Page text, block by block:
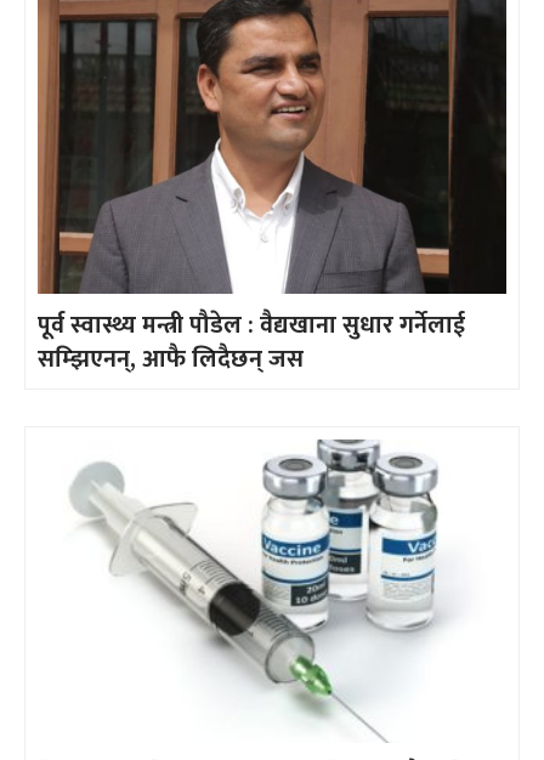
पूर्व स्वास्थ्य मन्त्री पौडेल : वैद्यखाना सुधार गर्नेलाई
सम्झिएनन्, आफै लिदैछन् जस